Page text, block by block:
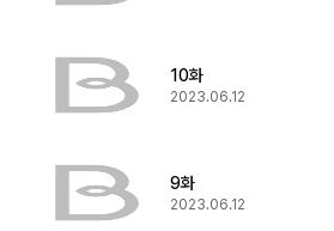
10화
2023.06.12
9화
2023.06.12